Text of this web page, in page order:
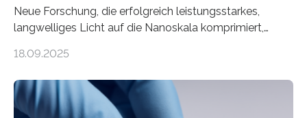
Neue Forschung, die erfolgreich leistungsstarkes,
langwelliges Licht auf die Nanoskala komprimiert,
optoelektronischen Geräten ermöglichen, geleitet von
Forschung, die erfolgreich leistungsstarkes,
langwelliges Licht auf die Nanoskala komprimiert,
18.09.2025